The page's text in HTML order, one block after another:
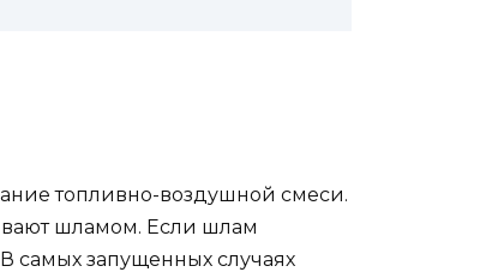
топливно-воздушной смеси.
шламом. Если шлам
самых запущенных случаях